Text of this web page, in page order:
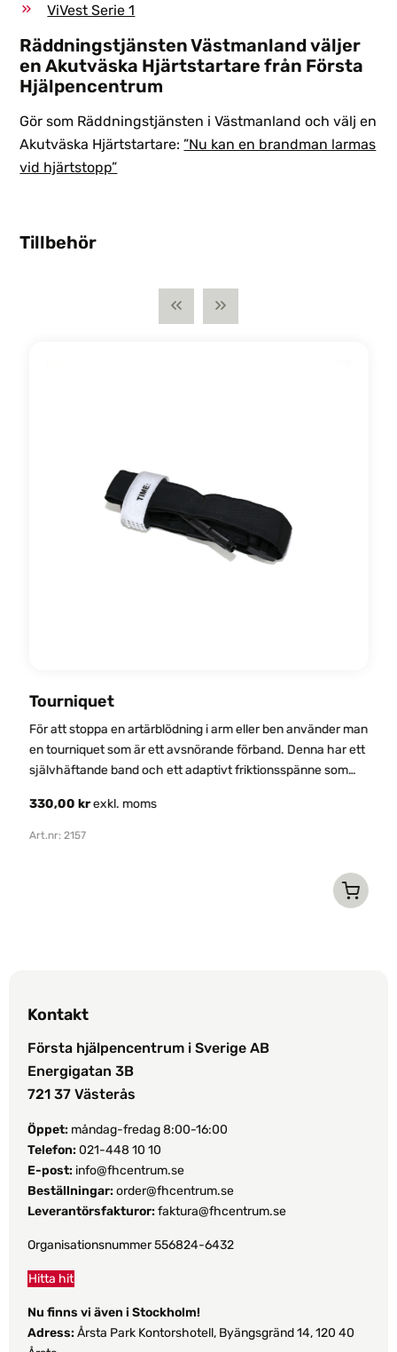
ViVest Serie 1
Räddningstjänsten Västmanland väljer
en Akutväska Hjärtstartare från Första
Hjälpencentrum
Gör som Räddningstjänsten i Västmanland och välj en
Akutväska Hjärtstartare: ”Nu kan en brandman larmas
vid hjärtstopp”
Tillbehör
Tourniquet
För att stoppa en artärblödning i arm eller ben använder man
en tourniquet som är ett avsnörande förband. Denna har ett
självhäftande band och ett adaptivt friktionsspänne som
du kan använda den med en hand.
330,00 krexkl. moms
Art.nr: 2157
Kontakt
Första hjälpencentrum i Sverige AB
Energigatan 3B
721 37 Västerås
Öppet: måndag-fredag 8:00-16:00
Telefon:021-448 10 10
E-post: info@fhcentrum.se
Beställningar: order@fhcentrum.se
Leverantörsfakturor: faktura@fhcentrum.se
Organisationsnummer 556824-6432
Hitta hit
Nu finns vi även i Stockholm!
Adress: Årsta Park Kontorshotell, Byängsgränd 14, 120 40